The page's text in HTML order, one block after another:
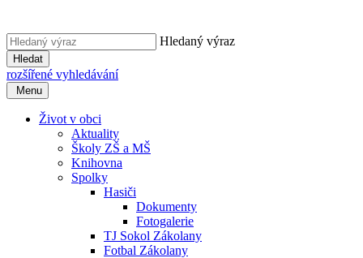
Hledaný výraz
Hledat
rozšířené vyhledávání
Menu
Život v obci
Aktuality
Školy ZŠ a MŠ
Knihovna
Spolky
Hasiči
Dokumenty
Fotogalerie
TJ Sokol Zákolany
Fotbal Zákolany